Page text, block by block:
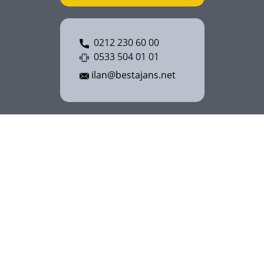
0212 230 60 00
0533 504 01 01
ilan@bestajans.net